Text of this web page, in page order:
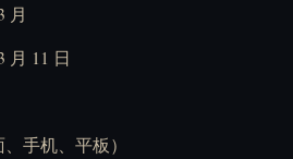
月
月 11 日
手机、平板）